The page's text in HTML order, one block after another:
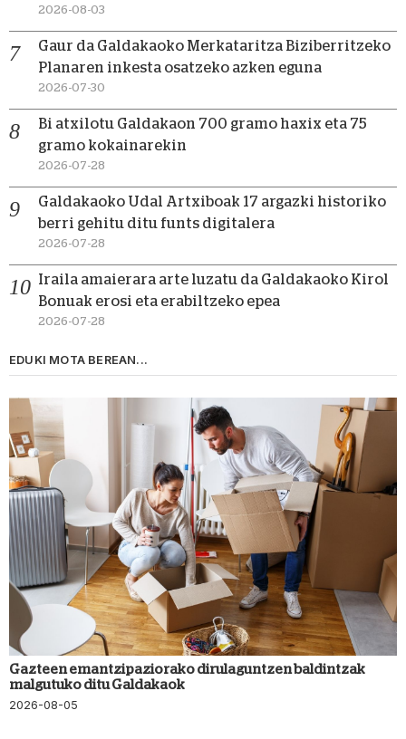
2026-08-03
Gaur da Galdakaoko Merkataritza Biziberritzeko
Planaren inkesta osatzeko azken eguna
2026-07-30
Bi atxilotu Galdakaon 700 gramo haxix eta 75
gramo kokainarekin
2026-07-28
Galdakaoko Udal Artxiboak 17 argazki historiko
berri gehitu ditu funts digitalera
2026-07-28
Iraila amaierara arte luzatu da Galdakaoko Kirol
Bonuak erosi eta erabiltzeko epea
2026-07-28
EDUKI MOTA BEREAN...
Gazteen emantzipaziorako dirulaguntzen baldintzak
malgutuko ditu Galdakaok
2026-08-05